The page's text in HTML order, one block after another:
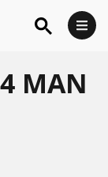
MAN